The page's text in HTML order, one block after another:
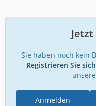
Sie haben noch kein
Registrieren Sie
Anmelden